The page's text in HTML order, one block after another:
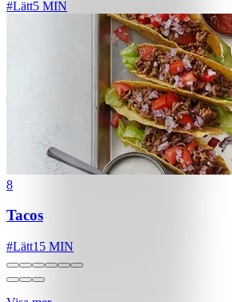
#Lätt5 MIN
8
Tacos
#Lätt15 MIN